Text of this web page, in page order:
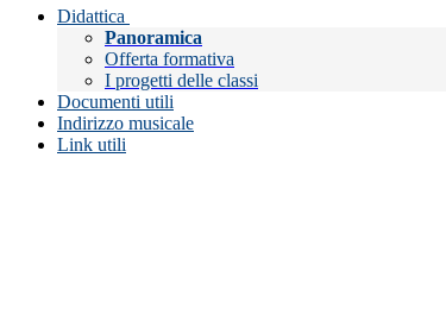
Didattica
Panoramica
Offerta formativa
I progetti delle classi
Documenti utili
Indirizzo musicale
Link utili